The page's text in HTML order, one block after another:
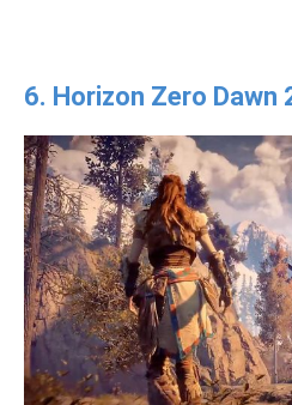
6. Horizon Zero Dawn